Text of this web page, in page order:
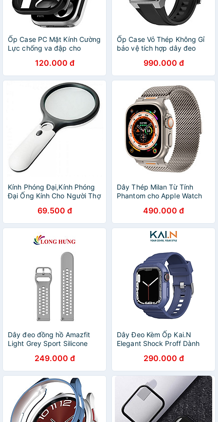
Ốp Case PC Mặt Kính Cường
Lực chống va đập cho
Chính Hãng120.000 đ
Ốp Case Vỏ Thép Không Gỉ
bảo vệ tích hợp dây đeo
Watch Series
4/5/6/7/8/9/SE1,2 Size
44mm/45mm - Hàng Chính
990.000 đ
Kính Phóng Đại,Kính Phóng
Đại Ống Kính Cho Người Thợ
hàng nhập khẩu )
69.500 đ
Dây Thép Milan Từ Tính
Phantom cho Apple Watch
4/5/6/7/8/9/SE3/10/11 &
Apple Watch Ultra 1/2/3 Size
44/45/46/49mm - Hàng
Chính Hãng
490.000 đ
Dây đeo đồng hồ Amazfit
Light Grey Sport Silicone
chính hãng249.000 đ
Dây Đeo Kèm Ốp Kai.N
Elegant Shock Proff Dành
Series_ Hàng Chính Hãng
290.000 đ